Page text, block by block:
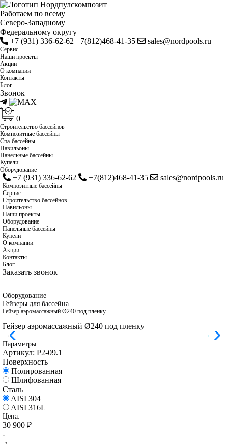
Работаем по всему
Cеверо-Западному
Федеральному округу
+7 (931) 336-62-62 +7(812)468-41-35 sales@nordpools.ru
Cервис
Наши проекты
Акции
О компании
Контакты
Блог
Звонок
0
Строительство бассейнов
Композитные бассейны
Спа-бассейны
Павильоны
Панельные бассейны
Купели
Оборудование
+7 (931) 336-62-62 +7(812)468-41-35 sales@nordpools.ru
Композитные бассейны
Cервис
Строительство бассейнов
Павильоны
Наши проекты
Оборудование
Панельные бассейны
Купели
О компании
Акции
Контакты
Блог
Заказать звонок
Оборудование
Гейзеры для бассейна
Гейзер аэромассажный Ø240 под пленку
Гейзер аэромассажный Ø240 под пленку
Параметры:
Артикул: Р2-09.1
Поверхность
Полированная
Шлифованная
Сталь
AISI 304
AISI 316L
Цена:
30 900 ₽
-